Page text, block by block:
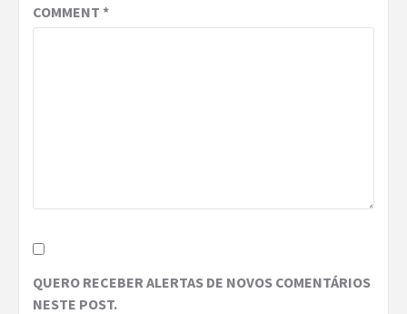
COMMENT *
QUERO RECEBER ALERTAS DE NOVOS COMENTÁRIOS
NESTE POST.